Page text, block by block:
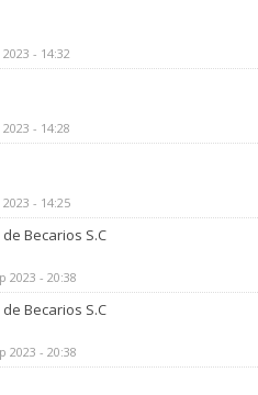
- 14:32
- 14:28
- 14:25
Becarios S.C
2023 - 20:38
Becarios S.C
2023 - 20:38